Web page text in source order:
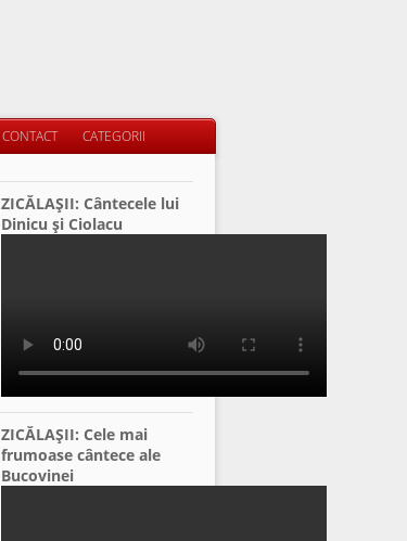
CONTACT CATEGORII
ZICĂLAŞII: Cântecele lui
Dinicu şi Ciolacu
ZICĂLAŞII: Cele mai
frumoase cântece ale
Bucovinei